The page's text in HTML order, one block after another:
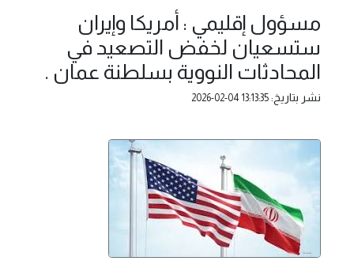
مسؤول إقليمي : أمريكا وإيران
ستسعيان لخفض التصعيد في
المحادثات النووية بسلطنة عمان .
نشر بتاريخ: 2026-02-04 13:13:35